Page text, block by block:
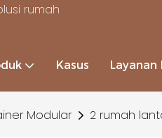
rumah
Kasus Layanan
Modular 2 rumah